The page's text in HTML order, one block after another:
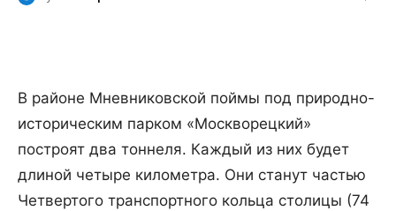
В районе Мневниковской поймы под природно-
историческим парком «Москворецкий»
построят два тоннеля. Каждый из них будет
длиной четыре километра. Они станут частью
Четвертого транспортного кольца столицы (74